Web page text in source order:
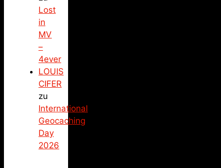
Lost
in
MV
–
4ever
LOUIS
CIFER
zu
International
Geocaching
Day
2026